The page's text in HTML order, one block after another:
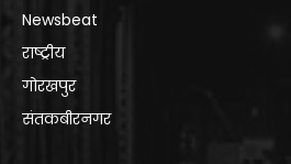
Newsbeat
राष्ट्रीय
गोरखपुर
संतकबीरनगर